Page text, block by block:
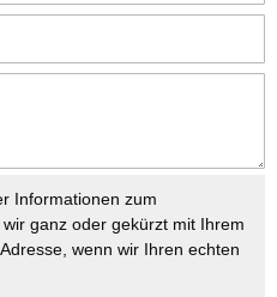
Informationen zum
ganz oder gekürzt mit Ihrem
wenn wir Ihren echten